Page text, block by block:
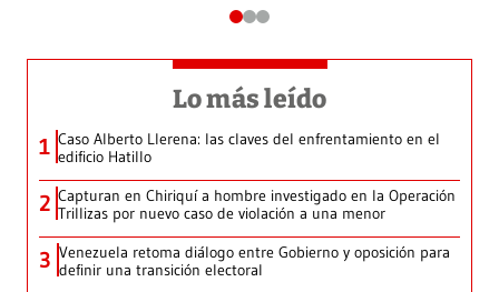
Lo más leído
1 Caso Alberto Llerena: las claves del enfrentamiento en el
edificio Hatillo
2 Capturan en Chiriquí a hombre investigado en la Operación
Trillizas por nuevo caso de violación a una menor
3 Venezuela retoma diálogo entre Gobierno y oposición para
definir una transición electoral